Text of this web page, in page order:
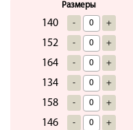
Размеры
140 - +
152 - +
164 - +
134 - +
158 - +
146 - +